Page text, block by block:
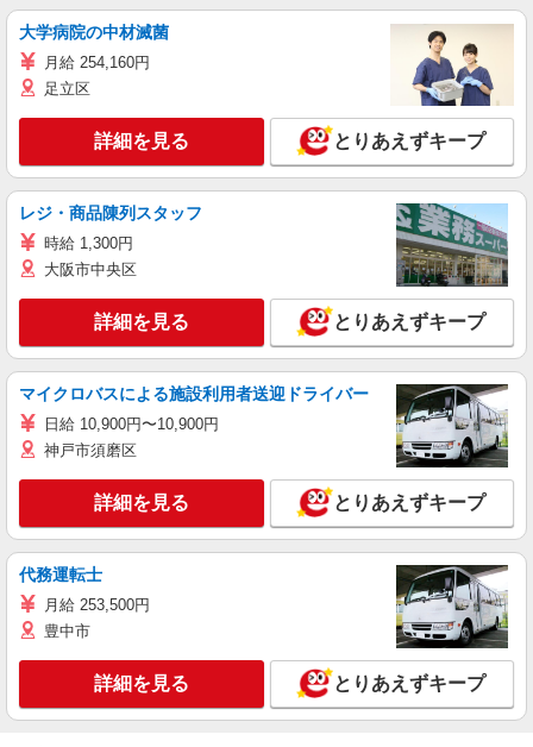
大学病院の中材滅菌
月給 254,160円
足立区
詳細を見る とりあえずキープ
レジ・商品陳列スタッフ
時給 1,300円
大阪市中央区
詳細を見る とりあえずキープ
マイクロバスによる施設利用者送迎ドライバー
日給 10,900円〜10,900円
神戸市須磨区
詳細を見る とりあえずキープ
代務運転士
月給 253,500円
豊中市
詳細を見る とりあえずキープ